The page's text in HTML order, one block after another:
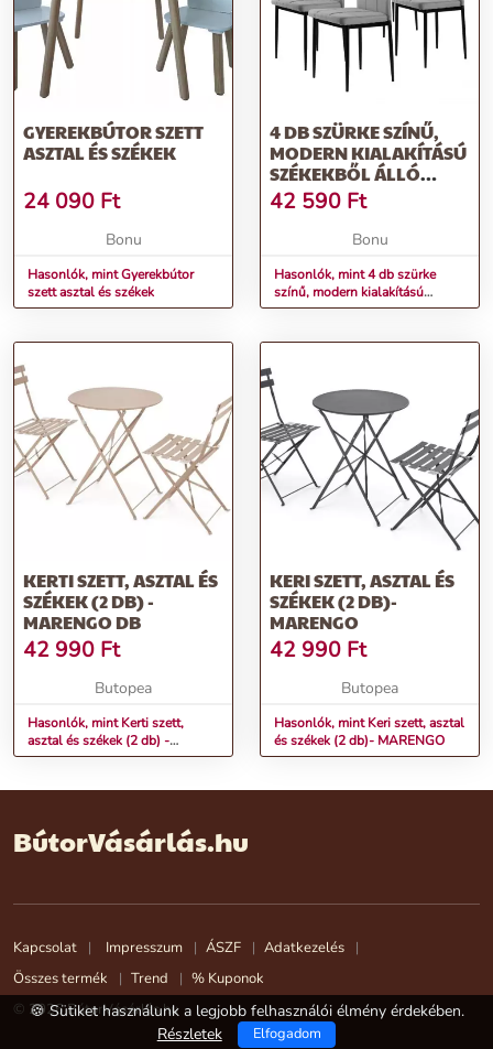
GYEREKBÚTOR SZETT
ASZTAL ÉS SZÉKEK
24 090 Ft
Bonu
Hasonlók, mint Gyerekbútor
szett asztal és székek
4 DB SZÜRKE SZÍNŰ,
MODERN KIALAKÍTÁSÚ
SZÉKEKBŐL ÁLLÓ
KÉSZLET
42 590 Ft
Bonu
Hasonlók, mint 4 db szürke
színű, modern kialakítású
székekből álló készlet
KERTI SZETT, ASZTAL ÉS
SZÉKEK (2 DB) -
MARENGO DB
42 990 Ft
Butopea
Hasonlók, mint Kerti szett,
asztal és székek (2 db) -
MARENGO db
KERI SZETT, ASZTAL ÉS
SZÉKEK (2 DB)-
MARENGO
42 990 Ft
Butopea
Hasonlók, mint Keri szett, asztal
és székek (2 db)- MARENGO
BútorVásárlás.hu
Kapcsolat Impresszum ÁSZF
Adatkezelés
Összes termék
Trend
% Kuponok
© 2026 BútorVásárlás.hu
🍪 Sütiket használunk a legjobb felhasználói élmény érdekében.
Részletek
Elfogadom